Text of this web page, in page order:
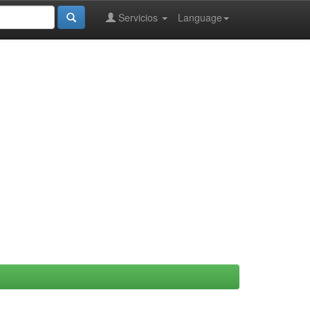
Language
Servicios